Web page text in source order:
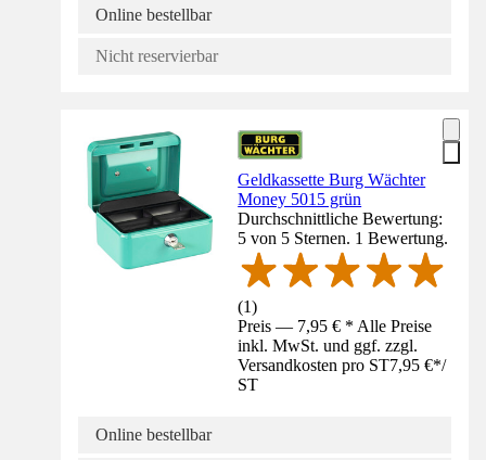
Online bestellbar
Nicht reservierbar
Geldkassette Burg Wächter
Money 5015 grün
Durchschnittliche Bewertung:
5 von 5 Sternen. 1 Bewertung.
(1)
Preis — 7,95 € * Alle Preise
inkl. MwSt. und ggf. zzgl.
Versandkosten pro ST7,95 €*/
ST
Online bestellbar